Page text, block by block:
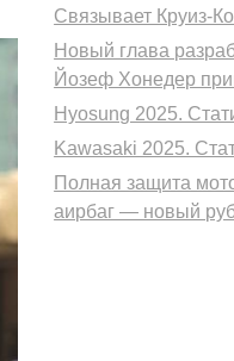
Связывает Круиз-
Новый глава
Йозеф Хонедер
Hyosung 2025.
Kawasaki 2025.
Полная защита
аирбаг — новый